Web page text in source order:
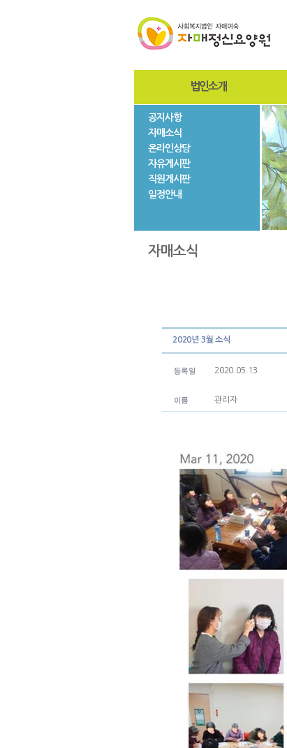
법인소개
사진자료
법인현황
공지사항
자매소식
온라인상담
자유게시판
직원게시판
일정안내
자매소식
2020년 3월 소식
2020.05.13
관리자